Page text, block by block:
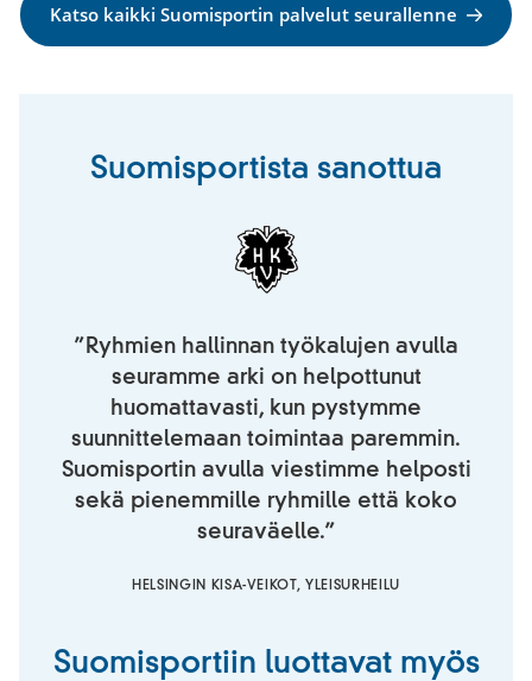
Katso kaikki Suomisportin palvelut seurallenne
Suomisportista sanottua
”Ryhmien hallinnan työkalujen avulla
seuramme arki on helpottunut
huomattavasti, kun pystymme
suunnittelemaan toimintaa paremmin.
Suomisportin avulla viestimme helposti
sekä pienemmille ryhmille että koko
seuraväelle.”
HELSINGIN KISA-VEIKOT, YLEISURHEILU
Suomisportiin luottavat myös